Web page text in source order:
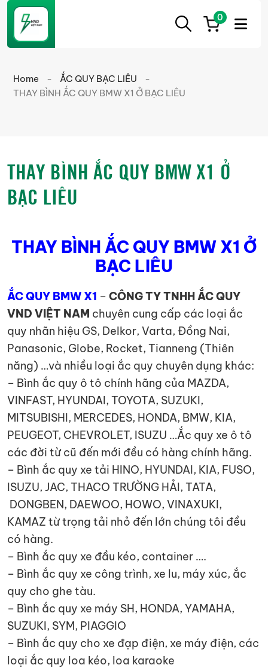
ẮC
CẦN
THƠ
Ắc
Cần
tốt
0
Home - ẮC QUY BẠC LIÊU
-
THAY BÌNH ẮC QUY BMW X1 Ở BẠC LIÊU
THAY BÌNH ẮC QUY BMW X1 Ở
BẠC LIÊU
THAY BÌNH ẮC QUY BMW X1 Ở
BẠC LIÊU
ẮC QUY BMW X1 – CÔNG TY TNHH ẮC QUY
VND VIỆT NAM chuyên cung cấp các loại ắc
quy nhãn hiệu GS, Delkor, Varta, Đồng Nai,
Panasonic, Globe, Rocket, Tianneng (Thiên
năng) …và nhiều loại ắc quy chuyên dụng khác:
– Bình ắc quy ô tô chính hãng của MAZDA,
VINFAST, HYUNDAI, TOYOTA, SUZUKI,
MITSUBISHI, MERCEDES, HONDA, BMW, KIA,
PEUGEOT, CHEVROLET, ISUZU …Ắc quy xe ô tô
các đời từ cũ đến mới đều có hàng chính hãng.
– Bình ắc quy xe tải HINO, HYUNDAI, KIA, FUSO,
ISUZU, JAC, THACO TRƯỜNG HẢI, TATA,
DONGBEN, DAEWOO, HOWO, VINAXUKI,
KAMAZ từ trọng tải nhỏ đến lớn chúng tôi đều
có hàng.
– Bình ắc quy xe đầu kéo, container ….
– Bình ắc quy xe công trình, xe lu, máy xúc, ắc
quy cho ghe tàu.
– Bình ắc quy xe máy SH, HONDA, YAMAHA,
SUZUKI, SYM, PIAGGIO
– Bình ắc quy cho xe đạp điện, xe máy điện, các
loại ắc quy loa kéo, loa karaoke